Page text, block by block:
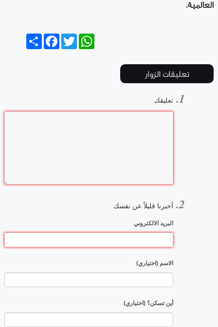
العالمية.
Share
FacebookTwitter
WhatsApp
تعليقات الزوار
تعليقك
أخبرنا قليلاً عن نفسك
البريد الالكتروني
الاسم (اختياري)
أين تسكن؟ (اختياري)